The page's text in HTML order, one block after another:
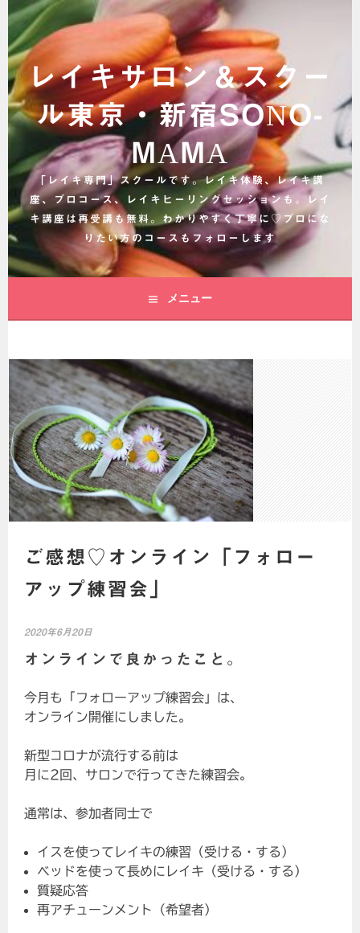
コ
ン
テ
ン
ツ
へ
ス
ッ
レイキサロン＆スクー
ル東京・新宿SONO-
MAMA
「レイキ専門」スクールです。レイキ体験、レイキ講
座、プロコース、レイキヒーリングセッションも。レイ
キ講座は再受講も無料。わかりやすく丁寧に♡プロにな
りたい方のコースもフォローします
メニュー
ご感想♡オンライン「フォロー
アップ練習会」
2020年6月20日
オンラインで良かったこと。
今月も「フォローアップ練習会」は、
オンライン開催にしました。
新型コロナが流行する前は
月に2回、サロンで行ってきた練習会。
通常は、参加者同士で
イスを使ってレイキの練習（受ける・する）
ベッドを使って長めにレイキ（受ける・する）
質疑応答
再アチューンメント（希望者）